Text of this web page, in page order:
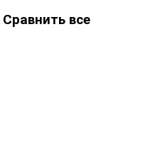
Сравнить все